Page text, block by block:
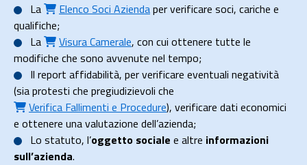
La
Elenco Soci Aziendaper verificare soci, cariche e
qualifiche;
La
Visura Camerale, con cui ottenere tutte le
modifiche che sono avvenute nel tempo;
Il report affidabilità, per verificare eventuali negatività
(sia protesti che pregiudizievoli che
Verifica Fallimenti e Procedure), verificare dati economici
e ottenere una valutazione dell’azienda;
Lo statuto, l’oggetto sociale e altre informazioni
sull’azienda.